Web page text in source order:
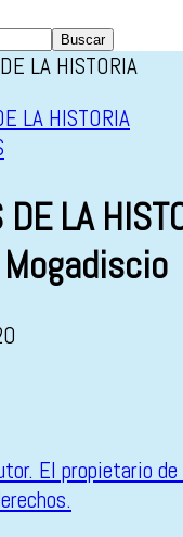
LA HISTORIA
LA HISTORIA
DE LA